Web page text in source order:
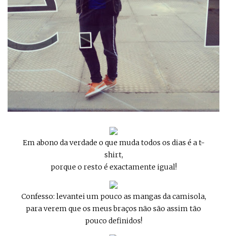
Em abono da verdade o que muda todos os dias é a t-
shirt,
porque o resto é exactamente igual!
Confesso: levantei um pouco as mangas da camisola,
para verem que os meus braços não são assim tão
pouco definidos!